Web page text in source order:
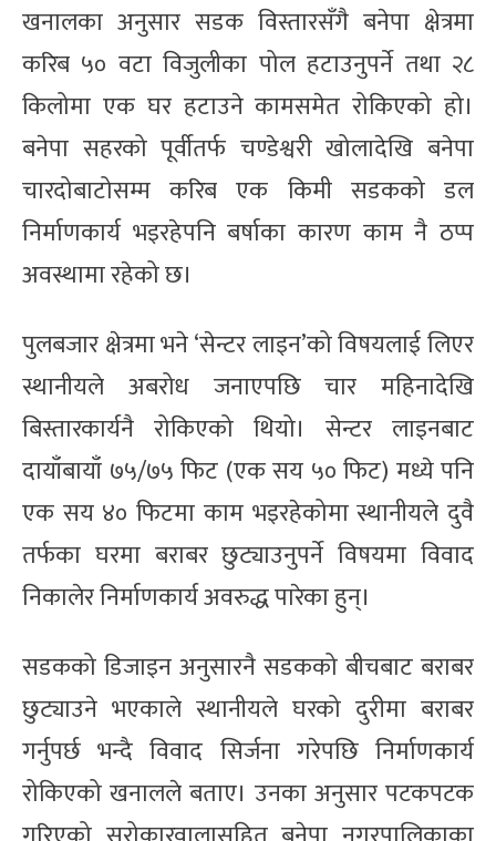
खनालका अनुसार सडक विस्तारसँगै बनेपा क्षेत्रमा
करिब ५० वटा विजुलीका पोल हटाउनुपर्ने तथा २८
किलोमा एक घर हटाउने कामसमेत रोकिएको हो।
बनेपा सहरको पूर्वीतर्फ चण्डेश्वरी खोलादेखि बनेपा
चारदोबाटोसम्म करिब एक किमी सडकको डल
निर्माणकार्य भइरहेपनि बर्षाका कारण काम नै ठप्प
अवस्थामा रहेको छ।
पुलबजार क्षेत्रमा भने ‘सेन्टर लाइन’को विषयलाई लिएर
स्थानीयले अबरोध जनाएपछि चार महिनादेखि
बिस्तारकार्यनै रोकिएको थियो। सेन्टर लाइनबाट
दायाँबायाँ ७५/७५ फिट (एक सय ५० फिट) मध्ये पनि
एक सय ४० फिटमा काम भइरहेकोमा स्थानीयले दुवै
तर्फका घरमा बराबर छुट्याउनुपर्ने विषयमा विवाद
निकालेर निर्माणकार्य अवरुद्ध पारेका हुन्।
सडकको डिजाइन अनुसारनै सडकको बीचबाट बराबर
छुट्याउने भएकाले स्थानीयले घरको दुरीमा बराबर
गर्नुपर्छ भन्दै विवाद सिर्जना गरेपछि निर्माणकार्य
रोकिएको खनालले बताए। उनका अनुसार पटकपटक